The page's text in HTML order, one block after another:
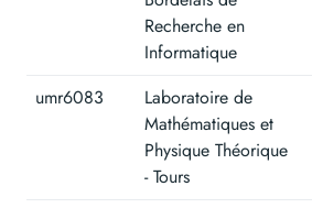
Recherche en
Informatique
umr6083
Laboratoire de
Mathématiques et
Physique Théorique
- Tours